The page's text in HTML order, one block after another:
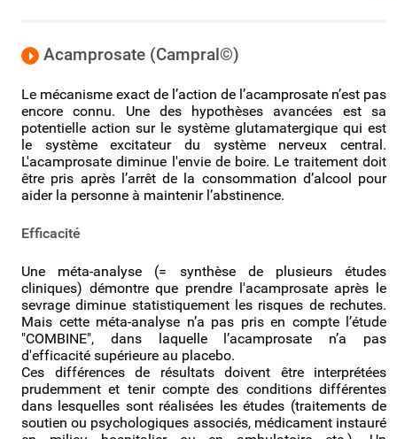
Acamprosate (Campral©)
Le mécanisme exact de l’action de l’acamprosate n’est pas
encore connu. Une des hypothèses avancées est sa
potentielle action sur le système glutamatergique qui est
le système excitateur du système nerveux central.
L'acamprosate diminue l'envie de boire. Le traitement doit
être pris après l’arrêt de la consommation d’alcool pour
aider la personne à maintenir l’abstinence.
Efficacité
Une méta-analyse (= synthèse de plusieurs études
cliniques) démontre que prendre l'acamprosate après le
sevrage diminue statistiquement les risques de rechutes.
Mais cette méta-analyse n’a pas pris en compte l’étude
"COMBINE", dans laquelle l’acamprosate n’a pas
d'efficacité supérieure au placebo.
Ces différences de résultats doivent être interprétées
prudemment et tenir compte des conditions différentes
dans lesquelles sont réalisées les études (traitements de
soutien ou psychologiques associés, médicament instauré